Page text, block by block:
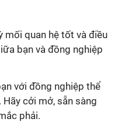
mối quan hệ tốt và điều
bạn và đồng nghiệp
với đồng nghiệp thể
cởi mở, sẵn sàng
phải.